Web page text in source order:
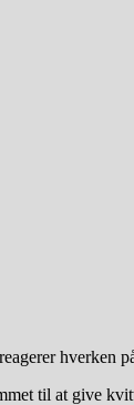
hverken
til at give